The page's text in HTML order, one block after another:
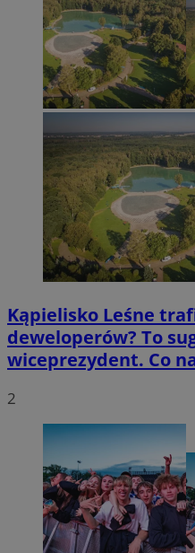
Kąpielisko Leśne
deweloperów? To
wiceprezydent. Co
2